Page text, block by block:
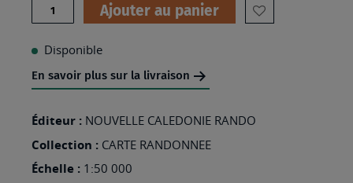
Quantité Ajouter au panier
AJOUTER
Disponible
En savoir plus sur la livraison
Éditeur : NOUVELLE CALEDONIE RANDO
Collection : CARTE RANDONNEE
Échelle : 1:50 000